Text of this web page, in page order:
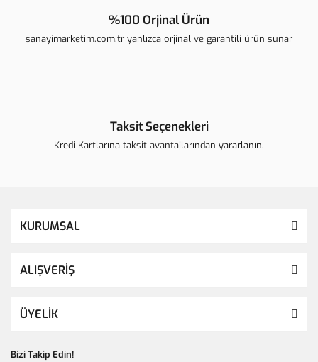
%100 Orjinal Ürün
sanayimarketim.com.tr yanlızca orjinal ve garantili ürün sunar
Taksit Seçenekleri
Kredi Kartlarına taksit avantajlarından yararlanın.
KURUMSAL
ALIŞVERİŞ
ÜYELİK
Bizi Takip Edin!